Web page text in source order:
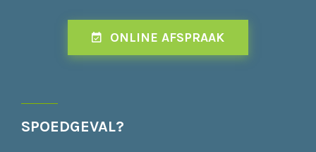
ONLINE AFSPRAAK
SPOEDGEVAL?